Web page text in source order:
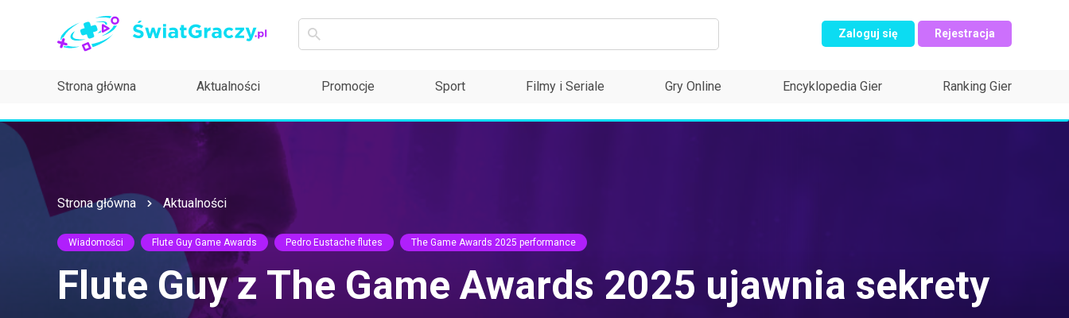
Zaloguj się Rejestracja
Strona główna Aktualności Promocje Sport Filmy i Seriale Gry Online Encyklopedia Gier Ranking Gier
Strona główna Aktualności
Wiadomości Flute Guy Game Awards Pedro Eustache flutes The Game Awards 2025 performance
Flute Guy z The Game Awards 2025 ujawnia sekrety